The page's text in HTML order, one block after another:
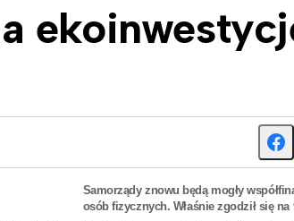
Samorządy znowu będą mogły
osób fizycznych. Właśnie zgodził się